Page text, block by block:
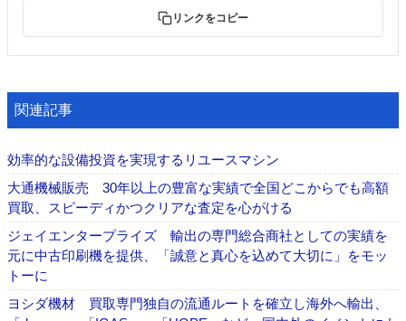
リンクをコピー
関連記事
効率的な設備投資を実現するリユースマシン
大通機械販売 30年以上の豊富な実績で全国どこからでも高額
買取、スピーディかつクリアな査定を心がける
ジェイエンタープライズ 輸出の専門総合商社としての実績を
元に中古印刷機を提供、「誠意と真心を込めて大切に」をモッ
トーに
ヨシダ機材 買取専門独自の流通ルートを確立し海外へ輸出、